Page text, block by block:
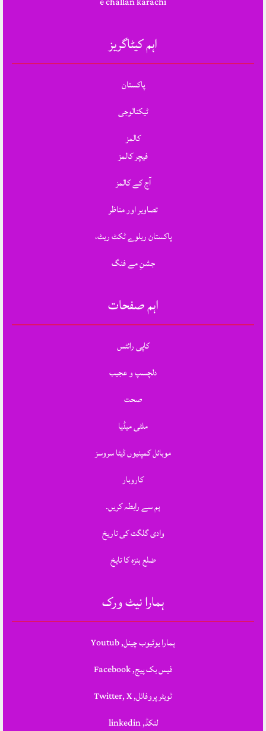
اہم کیٹاگریز
پاکستان
ٹیکنالوجی
کالمز
فیچر کالمز
آج کے کالمز
تصاویر اور مناظر
پاکستان ریلوے ٹکٹ ریٹ،
جشنِ مے فنگ
اہم صفحات
کاپی رائٹس
دلچسپ و عجیب
صحت
ملٹی میڈیا
موبائل کمپنیوں ڈیٹا سروسز
کاروبار
ہم سے رابطہ کریں.
وادی گلگت کی تاریخ
ضلع ہنزہ کا تایخ
ہمارا نیٹ ورک
ہمارا یوٹیوب چینل, Youtub
فیس بک پیج, Facebook
ٹویٹر پروفائل, Twitter, X
لنکڈ, linkedin